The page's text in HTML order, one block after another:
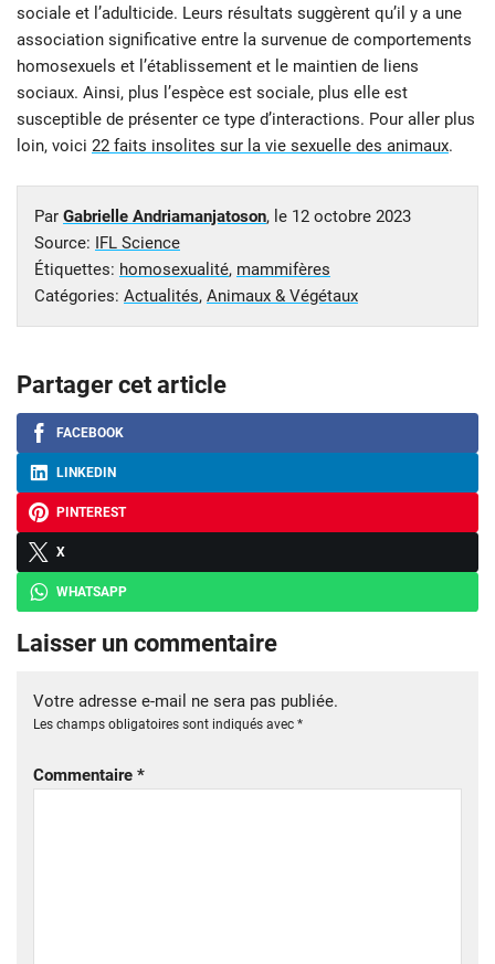
sociale et l’adulticide. Leurs résultats suggèrent qu’il y a une
association significative entre la survenue de comportements
homosexuels et l’établissement et le maintien de liens
sociaux. Ainsi, plus l’espèce est sociale, plus elle est
susceptible de présenter ce type d’interactions. Pour aller plus
loin, voici 22 faits insolites sur la vie sexuelle des animaux.
Par Gabrielle Andriamanjatoson, le 12 octobre 2023
Source: IFL Science
Étiquettes: homosexualité, mammifères
Catégories: Actualités, Animaux & Végétaux
Partager cet article
FACEBOOK
LINKEDIN
PINTEREST
X
WHATSAPP
Laisser un commentaire
Votre adresse e-mail ne sera pas publiée.
Les champs obligatoires sont indiqués avec *
Commentaire *